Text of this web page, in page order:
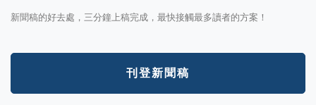
新聞稿的好去處，三分鐘上稿完成，最快接觸最多讀者的方案！
刊登新聞稿